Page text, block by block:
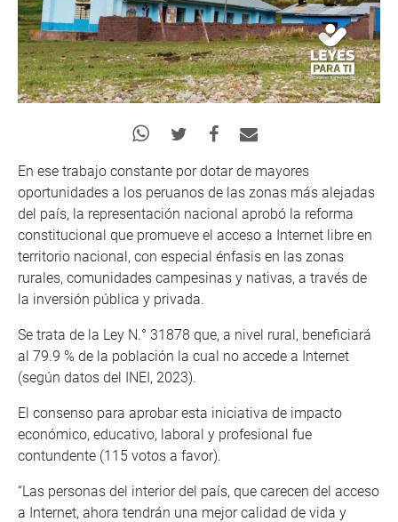
En ese trabajo constante por dotar de mayores
oportunidades a los peruanos de las zonas más alejadas
del país, la representación nacional aprobó la reforma
constitucional que promueve el acceso a Internet libre en
territorio nacional, con especial énfasis en las zonas
rurales, comunidades campesinas y nativas, a través de
la inversión pública y privada.
Se trata de la Ley N.° 31878 que, a nivel rural, beneficiará
al 79.9 % de la población la cual no accede a Internet
(según datos del INEI, 2023).
El consenso para aprobar esta iniciativa de impacto
económico, educativo, laboral y profesional fue
contundente (115 votos a favor).
“Las personas del interior del país, que carecen del acceso
a Internet, ahora tendrán una mejor calidad de vida y